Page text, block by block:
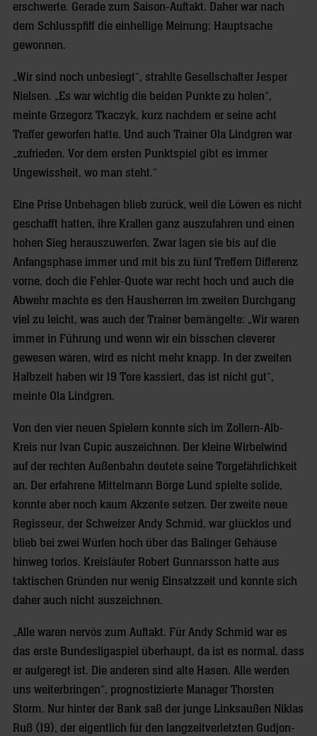
erschwerte. Gerade zum Saison-Auftakt. Daher war nach
dem Schlusspfiff die einhellige Meinung: Hauptsache
gewonnen.
„Wir sind noch unbesiegt“, strahlte Gesellschafter Jesper
Nielsen. „Es war wichtig die beiden Punkte zu holen“,
meinte Grzegorz Tkaczyk, kurz nachdem er seine acht
Treffer geworfen hatte. Und auch Trainer Ola Lindgren war
„zufrieden. Vor dem ersten Punktspiel gibt es immer
Ungewissheit, wo man steht.“
Eine Prise Unbehagen blieb zurück, weil die Löwen es nicht
geschafft hatten, ihre Krallen ganz auszufahren und einen
hohen Sieg herauszuwerfen. Zwar lagen sie bis auf die
Anfangsphase immer und mit bis zu fünf Treffern Differenz
vorne, doch die Fehler-Quote war recht hoch und auch die
Abwehr machte es den Hausherren im zweiten Durchgang
viel zu leicht, was auch der Trainer bemängelte: „Wir waren
immer in Führung und wenn wir ein bisschen cleverer
gewesen wären, wird es nicht mehr knapp. In der zweiten
Halbzeit haben wir 19 Tore kassiert, das ist nicht gut“,
meinte Ola Lindgren.
Von den vier neuen Spielern konnte sich im Zollern-Alb-
Kreis nur Ivan Cupic auszeichnen. Der kleine Wirbelwind
auf der rechten Außenbahn deutete seine Torgefährlichkeit
an. Der erfahrene Mittelmann Börge Lund spielte solide,
konnte aber noch kaum Akzente setzen. Der zweite neue
Regisseur, der Schweizer Andy Schmid, war glücklos und
blieb bei zwei Würfen hoch über das Balinger Gehäuse
hinweg torlos. Kreisläufer Robert Gunnarsson hatte aus
taktischen Gründen nur wenig Einsatzzeit und konnte sich
daher auch nicht auszeichnen.
„Alle waren nervös zum Auftakt. Für Andy Schmid war es
das erste Bundesligaspiel überhaupt, da ist es normal, dass
er aufgeregt ist. Die anderen sind alte Hasen. Alle werden
uns weiterbringen“, prognostizierte Manager Thorsten
Storm. Nur hinter der Bank saß der junge Linksaußen Niklas
Ruß (19), der eigentlich für den langzeitverletzten Gudjon-